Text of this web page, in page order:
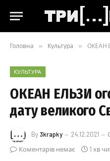
Головна » Культура » ОКЕАН
КУЛЬТУРА
ОКЕАН ЕЛЬЗИ
дату великого
By 3krapky 24.12.2021
Коментарів немає
1 хв